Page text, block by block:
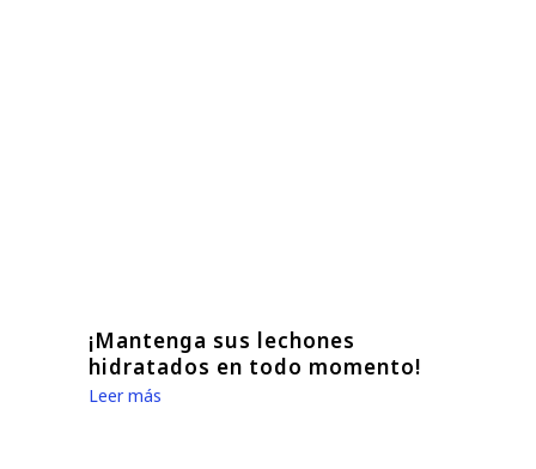
¡Mantenga sus lechones
hidratados en todo momento!
Leer más